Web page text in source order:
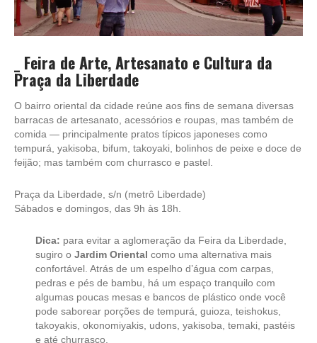
Feira de Arte, Artesanato e Cultura da
Praça da Liberdade
O bairro oriental da cidade reúne aos fins de semana diversas
barracas de artesanato, acessórios e roupas, mas também de
comida — principalmente pratos típicos japoneses como
tempurá, yakisoba, bifum, takoyaki, bolinhos de peixe e doce de
feijão; mas também com churrasco e pastel.
Praça da Liberdade, s/n (metrô Liberdade)
Sábados e domingos, das 9h às 18h.
Dica: para evitar a aglomeração da Feira da Liberdade,
sugiro o Jardim Oriental como uma alternativa mais
confortável. Atrás de um espelho d’água com carpas,
pedras e pés de bambu, há um espaço tranquilo com
algumas poucas mesas e bancos de plástico onde você
pode saborear porções de tempurá, guioza, teishokus,
takoyakis, okonomiyakis, udons, yakisoba, temaki, pastéis
e até churrasco.